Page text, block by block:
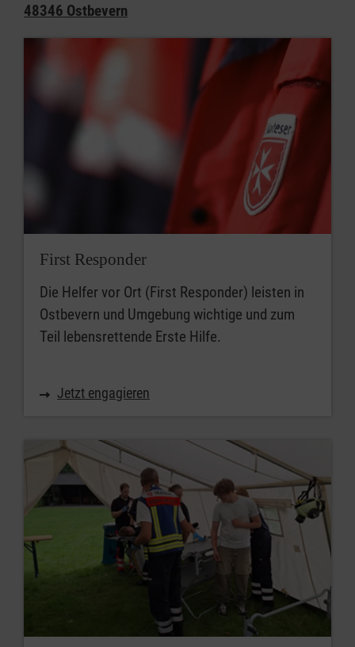
48346 Ostbevern
First Responder
Die Helfer vor Ort (First Responder) leisten in
Ostbevern und Umgebung wichtige und zum
Teil lebensrettende Erste Hilfe.
Jetzt engagieren